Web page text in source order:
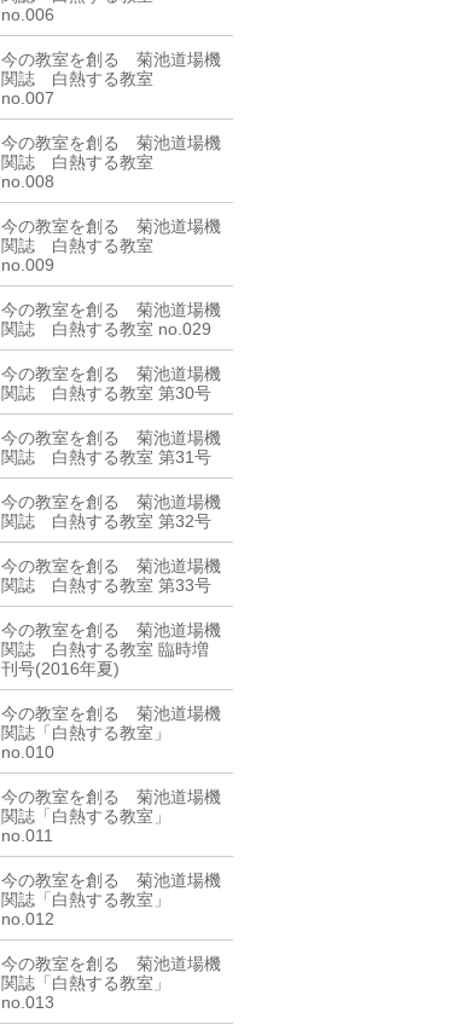
no.006
今の教室を創る 菊池道場機
関誌 白熱する教室
no.007
今の教室を創る 菊池道場機
関誌 白熱する教室
no.008
今の教室を創る 菊池道場機
関誌 白熱する教室
no.009
今の教室を創る 菊池道場機
関誌 白熱する教室 no.029
今の教室を創る 菊池道場機
関誌 白熱する教室 第30号
今の教室を創る 菊池道場機
関誌 白熱する教室 第31号
今の教室を創る 菊池道場機
関誌 白熱する教室 第32号
今の教室を創る 菊池道場機
関誌 白熱する教室 第33号
今の教室を創る 菊池道場機
関誌 白熱する教室 臨時増
刊号(2016年夏)
今の教室を創る 菊池道場機
関誌「白熱する教室」
no.010
今の教室を創る 菊池道場機
関誌「白熱する教室」
no.011
今の教室を創る 菊池道場機
関誌「白熱する教室」
no.012
今の教室を創る 菊池道場機
関誌「白熱する教室」
no.013